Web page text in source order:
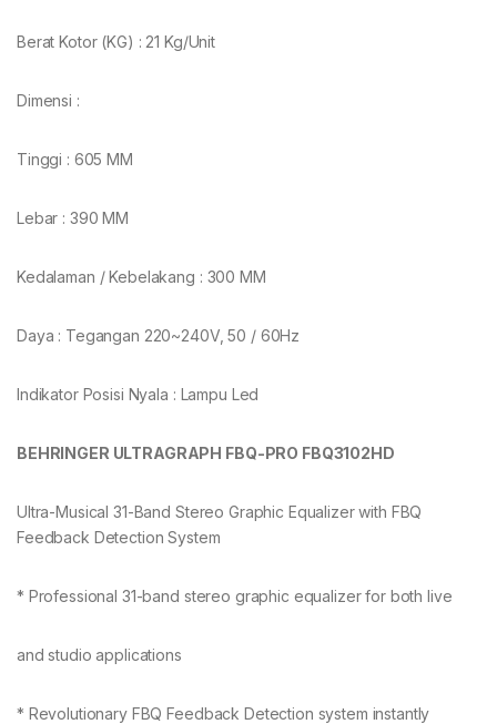
Berat Kotor (KG) : 21 Kg/Unit
Dimensi :
Tinggi : 605 MM
Lebar : 390 MM
Kedalaman / Kebelakang : 300 MM
Daya : Tegangan 220~240V, 50 / 60Hz
Indikator Posisi Nyala : Lampu Led
BEHRINGER ULTRAGRAPH FBQ-PRO FBQ3102HD
Ultra-Musical 31-Band Stereo Graphic Equalizer with FBQ
Feedback Detection System
* Professional 31-band stereo graphic equalizer for both live
and studio applications
* Revolutionary FBQ Feedback Detection system instantly